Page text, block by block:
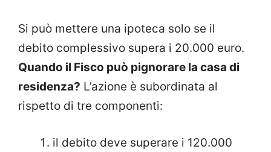
Si può mettere una ipoteca solo se il
debito complessivo supera i 20.000 euro.
Quando il Fisco può pignorare la casa di
residenza? L’azione è subordinata al
rispetto di tre componenti:
il debito deve superare i 120.000